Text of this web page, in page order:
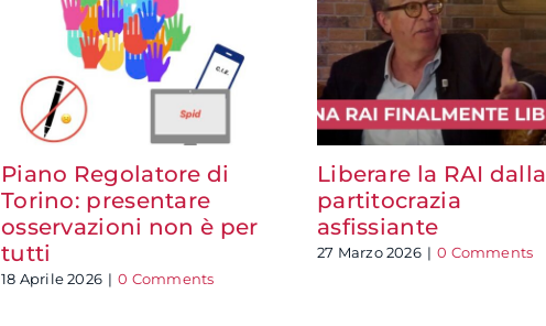
Piano Regolatore di
Torino: presentare
osservazioni non è per
tutti
18 Aprile 2026 | 0 Comments
Liberare la RAI dalla
partitocrazia
asfissiante
27 Marzo 2026 | 0 Comments